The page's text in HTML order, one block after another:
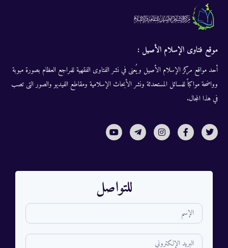
موقع فتاوى الإسلام الأصيل :
أحد مواقع مركز الإسلام الأصيل ويُعنى في نشر الفتاوى الفقهية للمراجع العظام بصورة مبوبة
وواضحة مواكباً للمسائل المستحدثة ونشر الأبحاث الإسلامية ومقاطع الفيديو والصور التى تصب
في هذا المجال.
للتواصل